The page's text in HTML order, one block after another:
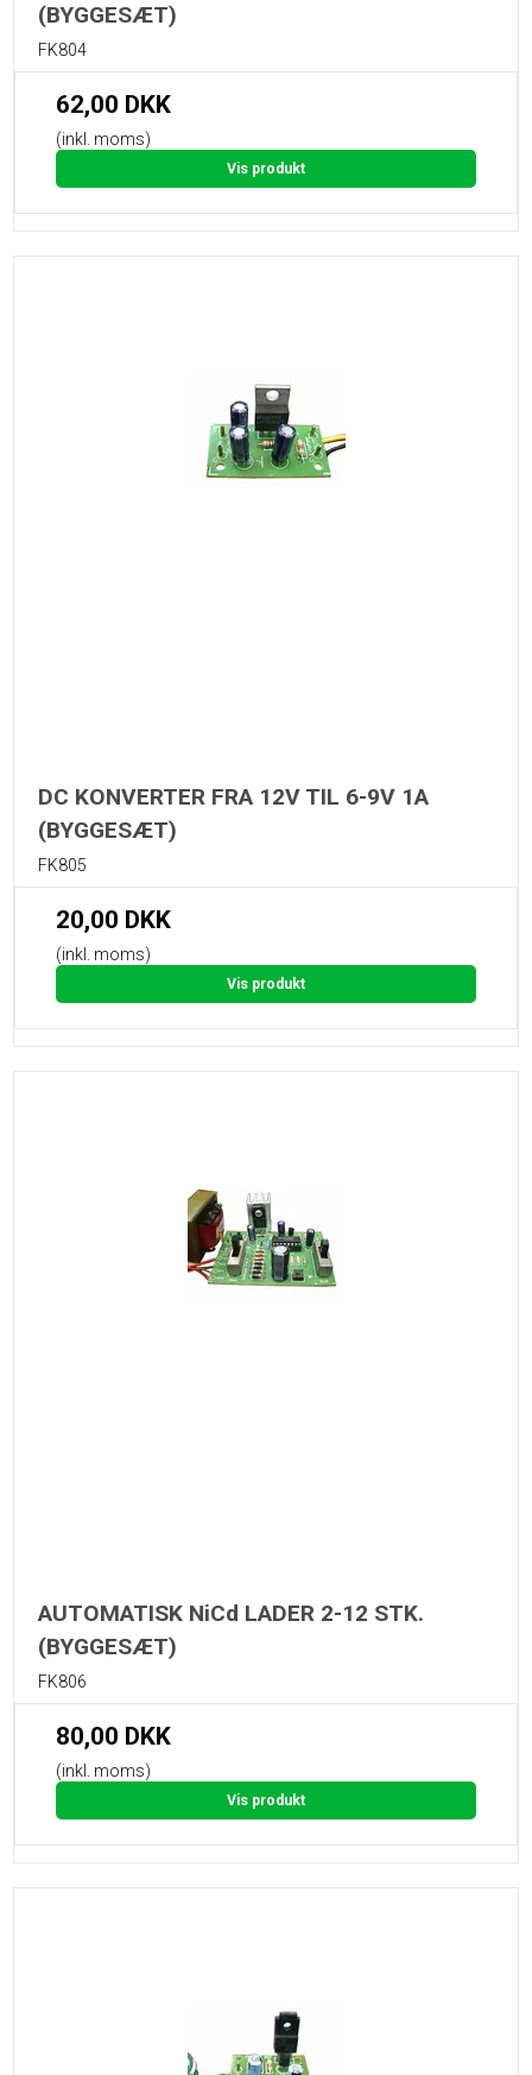
(BYGGESÆT)
FK804
62,00 DKK
(inkl. moms)
Vis produkt
DC KONVERTER FRA 12V TIL 6-9V 1A
(BYGGESÆT)
FK805
20,00 DKK
(inkl. moms)
Vis produkt
AUTOMATISK NiCd LADER 2-12 STK.
(BYGGESÆT)
FK806
80,00 DKK
(inkl. moms)
Vis produkt